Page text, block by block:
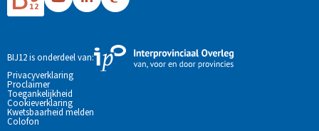
naar
pagina
naar
LinkedIn
pagina
naar
Mastodon
pagina
BIJ12 is onderdeel van:
Externe
link
Privacyverklaring
Proclaimer
Toegankelijkheid
Cookieverklaring
Kwetsbaarheid melden
Colofon